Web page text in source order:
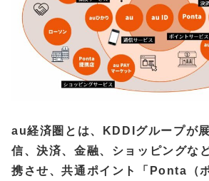
au経済圏とは、KDDIグループが
信、決済、金融、ショッピングな
携させ、共通ポイント「Ponta（